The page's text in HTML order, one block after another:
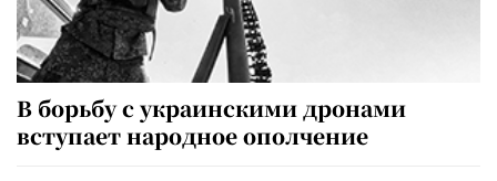
В борьбу с украинскими дронами
вступает народное ополчение